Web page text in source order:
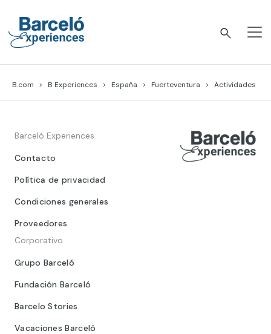
content
B.com B Experiences España Fuerteventura Actividades
Barceló Experiences
Contacto
Política de privacidad
Condiciones generales
Proveedores
Corporativo
Grupo Barceló
Fundación Barceló
Barcelo Stories
Vacaciones Barceló